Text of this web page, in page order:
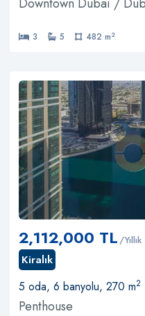
Downtown Dubai /
3 5 482 m2
2,112,000 TL /Yıllık
Kiralık
5 oda, 6 banyolu, 270 m2
Penthouse